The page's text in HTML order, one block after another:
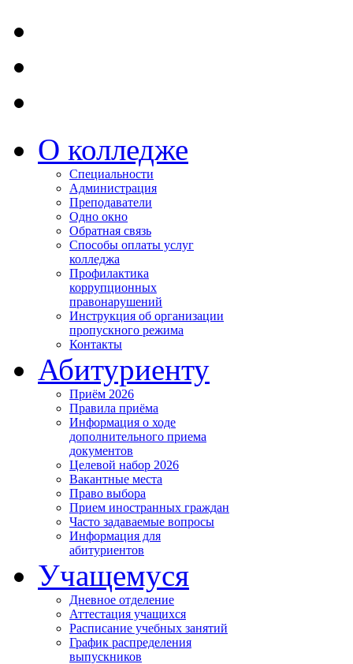
О колледже
Специальности
Администрация
Преподаватели
Одно окно
Обратная связь
Способы оплаты услуг
колледжа
Профилактика
коррупционных
правонарушений
Инструкция об организации
пропускного режима
Контакты
Абитуриенту
Приём 2026
Правила приёма
Информация о ходе
дополнительного приема
документов
Целевой набор 2026
Вакантные места
Право выбора
Прием иностранных граждан
Часто задаваемые вопросы
Информация для
абитуриентов
Учащемуся
Дневное отделение
Аттестация учащихся
Расписание учебных занятий
График распределения
выпускников